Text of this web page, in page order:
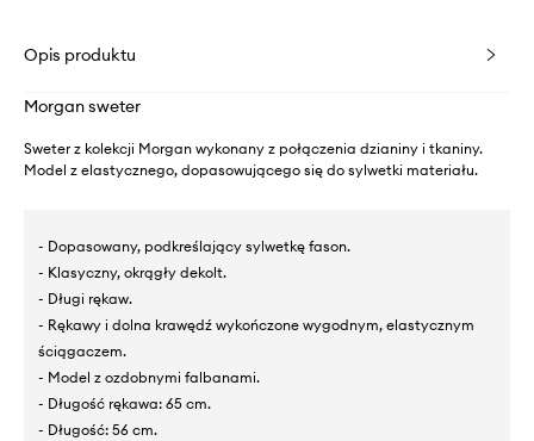
Opis produktu
Morgan sweter
Sweter z kolekcji Morgan wykonany z połączenia dzianiny i tkaniny.
Model z elastycznego, dopasowującego się do sylwetki materiału.
- Dopasowany, podkreślający sylwetkę fason.
- Klasyczny, okrągły dekolt.
- Długi rękaw.
- Rękawy i dolna krawędź wykończone wygodnym, elastycznym
ściągaczem.
- Model z ozdobnymi falbanami.
- Długość rękawa: 65 cm.
- Długość: 56 cm.